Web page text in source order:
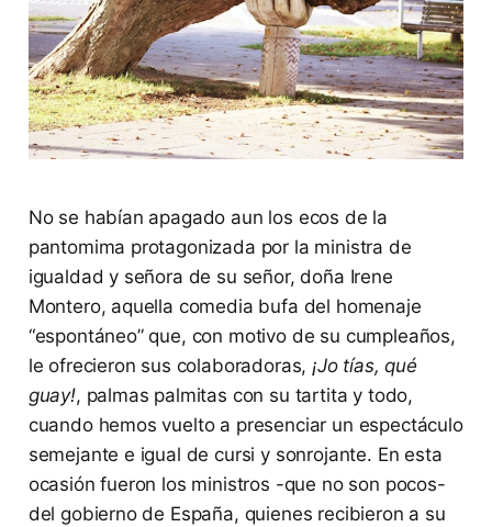
No se habían apagado aun los ecos de la
pantomima protagonizada por la ministra de
igualdad y señora de su señor, doña Irene
Montero, aquella comedia bufa del homenaje
“espontáneo” que, con motivo de su cumpleaños,
le ofrecieron sus colaboradoras, ¡Jo tías, qué
guay!, palmas palmitas con su tartita y todo,
cuando hemos vuelto a presenciar un espectáculo
semejante e igual de cursi y sonrojante. En esta
ocasión fueron los ministros -que no son pocos-
del gobierno de España, quienes recibieron a su